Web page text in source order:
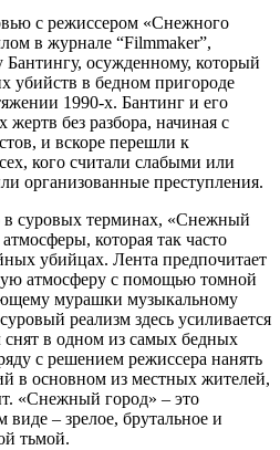
с режиссером «Снежного
в журнале “Filmmaker”,
Бантингу, осужденному, который
убийств в бедном пригороде
1990-х. Бантинг и его
без разбора, начиная с
и вскоре перешли к
кого считали слабыми или
организованные преступления.
в суровых терминах, «Снежный
которая так часто
убийцах. Лента предпочитает
атмосферу с помощью томной
мурашки музыкальному
реализм здесь усиливается
в одном из самых бедных
с решением режиссера нанять
в основном из местных жителей,
«Снежный город» – это
– зрелое, брутальное и
тьмой.